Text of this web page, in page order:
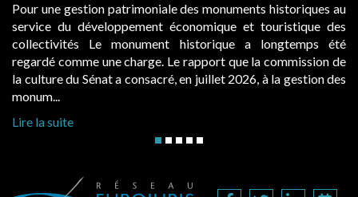
historiques au
et touristique des
a longtemps été
que la commission de
2026, à la gestion des
Evocatrices des bains de mer, les
également un beau sujet domanial.
public, elles donnent lieu au
d’occupation. Saisies par des